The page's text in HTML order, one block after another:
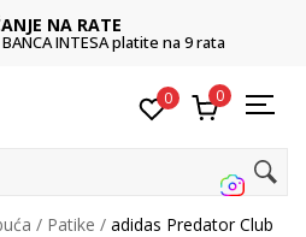
NA RATE
INTESA platite na 9 rata
0 0
Patike adidas Predator Club